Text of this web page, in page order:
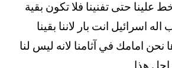
علينا حتى تفنينا فلا تكون بقية
اله اسرائيل انت بار لاننا بقينا
نحن امامك في آثامنا لانه ليس لنا